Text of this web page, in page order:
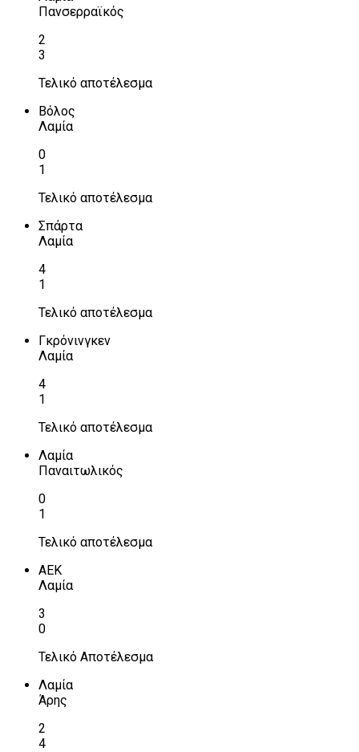
Πανσερραϊκός
2
3
Τελικό αποτέλεσμα
Βόλος
Λαμία
0
1
Τελικό αποτέλεσμα
Σπάρτα
Λαμία
4
1
Τελικό αποτέλεσμα
Γκρόνινγκεν
Λαμία
4
1
Τελικό αποτέλεσμα
Λαμία
Παναιτωλικός
0
1
Τελικό αποτέλεσμα
ΑΕΚ
Λαμία
3
0
Τελικό Αποτέλεσμα
Λαμία
Άρης
2
4